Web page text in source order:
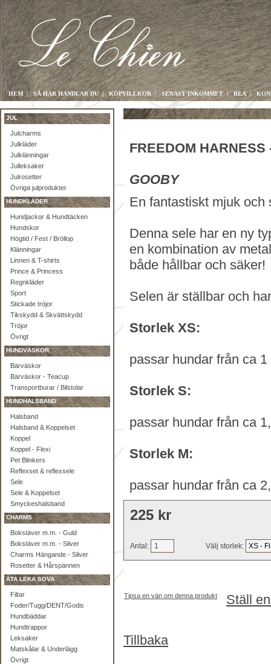
HEM | SÅ HÄR HANDLAR DU |KÖPVILLKOR | SENAST INKOMMET|REA|
JUL
Julcharms
Julkläder
Julklänningar
Julleksaker
Julrosetter
Övriga julprodukter
HUNDKLÄDER
Hundjackor & Hundtäcken
Hundskor
Högtid / Fest / Bröllop
Klänningar
Linnen & T-shirts
Prince & Princess
Regnkläder
Sport
Stickade tröjor
Tikskydd & Skvättskydd
Tröjor
Övrigt
HUNDVÄSKOR
Bärväskor
Bärväskor - Teacup
Transportburar / Bilstolar
HUNDHALSBAND
Halsband
Halsband & Koppelset
Koppel
Koppel - Flexi
Pet Blinkers
Reflexset & reflexsele
Sele
Sele & Koppelset
Smyckeshalsband
CHARMS
Bokstäver m.m. - Guld
Bokstäver m.m. - Silver
Charms Hängande - Silver
Rosetter & Hårspännen
ÄTA LEKA SOVA
Filtar
Foder/Tugg/DENT/Godis
Hundbäddar
Hundtrappor
Leksaker
Matskålar & Underlägg
Övrigt
FREEDOM HARNESS
GOOBY
En fantastiskt mjuk och
Denna sele har en ny
en kombination av
både hållbar och säker!
Selen är ställbar och
Storlek XS:
passar hundar från ca
Storlek S:
passar hundar från ca
Storlek M:
passar hundar från ca
225 kr
Antal: Välj storlek:
Tipsa en vän om denna produkt Ställ
Tillbaka